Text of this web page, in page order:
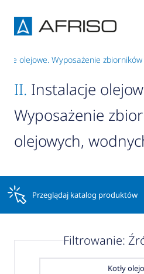
olejowe. Wyposażenie
II. Instalacje
Wyposażenie
olejowych,
Przeglądaj katalog produktów
Filtrowanie:
Kotły